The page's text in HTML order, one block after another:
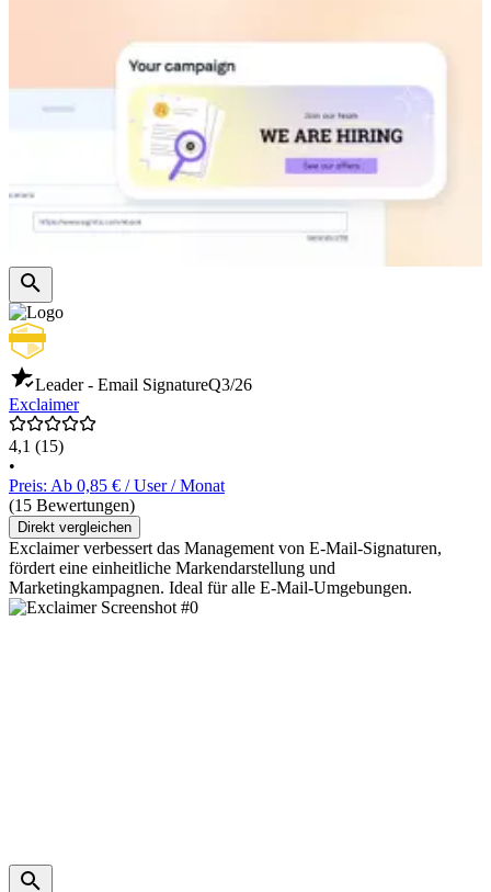
Leader - Email SignatureQ3/26
Exclaimer
4,1 (15)
•
Preis: Ab 0,85 € / User / Monat
(15 Bewertungen)
Direkt vergleichen
Exclaimer verbessert das Management von E-Mail-Signaturen,
fördert eine einheitliche Markendarstellung und
Marketingkampagnen. Ideal für alle E-Mail-Umgebungen.